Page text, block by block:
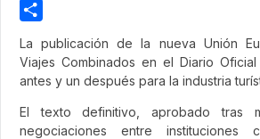
Pinterest
La publicación de la nueva Unión
Viajes Combinados en el Diario
antes y un después para la industria
El texto definitivo, aprobado tras
negociaciones entre instituciones